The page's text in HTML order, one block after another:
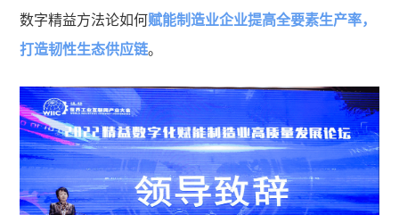
数字精益方法论如何赋能制造业企业提高全要素生产率，
打造韧性生态供应链。